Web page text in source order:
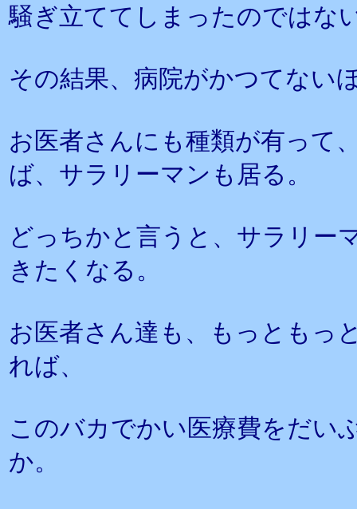
騒ぎ立ててしまったのではな
その結果、病院がかつてない
お医者さんにも種類が有って
ば、サラリーマンも居る。
どっちかと言うと、サラリー
きたくなる。
お医者さん達も、もっともっ
れば、
このバカでかい医療費をだい
か。